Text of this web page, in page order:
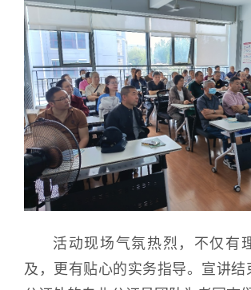
活动现场气氛热烈，不仅有
及，更有贴心的实务指导。宣讲结